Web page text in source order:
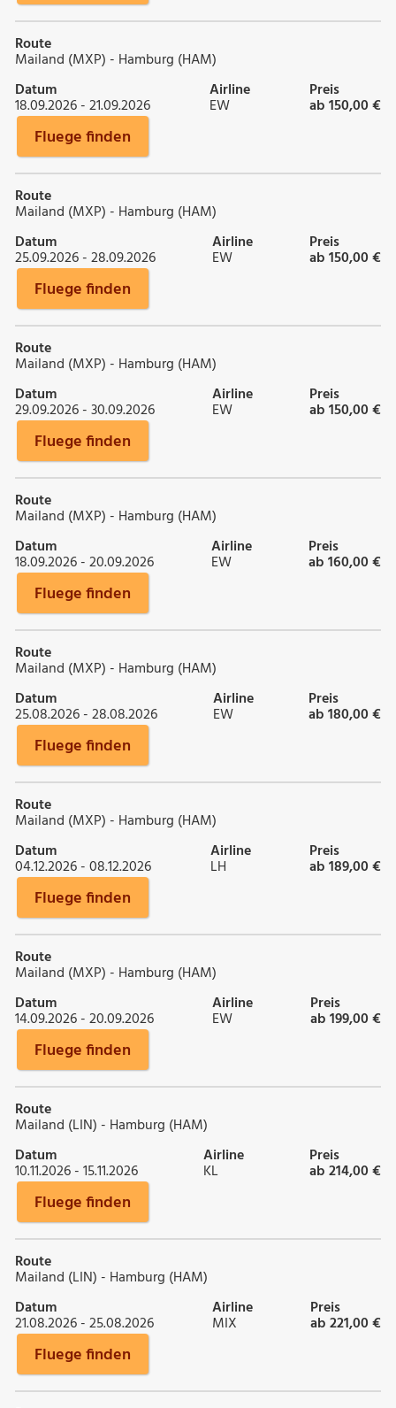
Route
Mailand (MXP) - Hamburg (HAM)
Datum
18.09.2026 - 21.09.2026
Airline
EW
Preis
ab 150,00 €
Fluege finden
Route
Mailand (MXP) - Hamburg (HAM)
Datum
25.09.2026 - 28.09.2026
Airline
EW
Preis
ab 150,00 €
Fluege finden
Route
Mailand (MXP) - Hamburg (HAM)
Datum
29.09.2026 - 30.09.2026
Airline
EW
Preis
ab 150,00 €
Fluege finden
Route
Mailand (MXP) - Hamburg (HAM)
Datum
18.09.2026 - 20.09.2026
Airline
EW
Preis
ab 160,00 €
Fluege finden
Route
Mailand (MXP) - Hamburg (HAM)
Datum
25.08.2026 - 28.08.2026
Airline
EW
Preis
ab 180,00 €
Fluege finden
Route
Mailand (MXP) - Hamburg (HAM)
Datum
04.12.2026 - 08.12.2026
Airline
LH
Preis
ab 189,00 €
Fluege finden
Route
Mailand (MXP) - Hamburg (HAM)
Datum
14.09.2026 - 20.09.2026
Airline
EW
Preis
ab 199,00 €
Fluege finden
Route
Mailand (LIN) - Hamburg (HAM)
Datum
10.11.2026 - 15.11.2026
Airline
KL
Preis
ab 214,00 €
Fluege finden
Route
Mailand (LIN) - Hamburg (HAM)
Datum
21.08.2026 - 25.08.2026
Airline
MIX
Preis
ab 221,00 €
Fluege finden